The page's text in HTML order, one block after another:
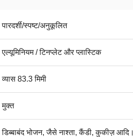
पारदर्शी/स्पष्ट/अनुकूलित
एल्यूमिनियम / टिनप्लेट और प्लास्टिक
व्यास 83.3 मिमी
मुक्त
डिब्बाबंद भोजन, जैसे नाश्ता, कैंडी, कुकीज़ आदि।